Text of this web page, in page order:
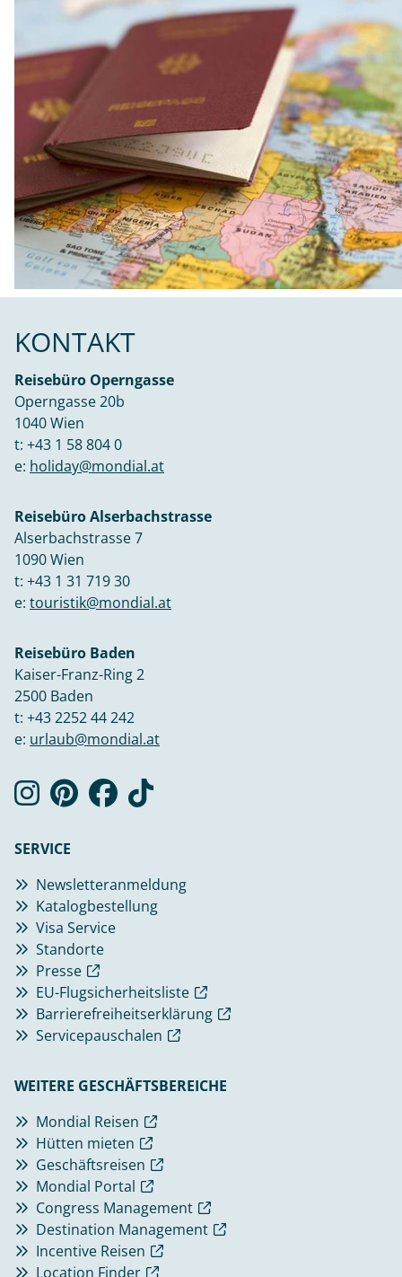
KONTAKT
Reisebüro Operngasse
Operngasse 20b
1040 Wien
t: +43 1 58 804 0
e: holiday@mondial.at
Reisebüro Alserbachstrasse
Alserbachstrasse 7
1090 Wien
t: +43 1 31 719 30
e: touristik@mondial.at
Reisebüro Baden
Kaiser-Franz-Ring 2
2500 Baden
t: +43 2252 44 242
e: urlaub@mondial.at
SERVICE
Newsletteranmeldung
Katalogbestellung
Visa Service
Standorte
Presse
EU-Flugsicherheitsliste
Barrierefreiheitserklärung
Servicepauschalen
WEITERE GESCHÄFTSBEREICHE
Mondial Reisen
Hütten mieten
Geschäftsreisen
Mondial Portal
Congress Management
Destination Management
Incentive Reisen
Location Finder